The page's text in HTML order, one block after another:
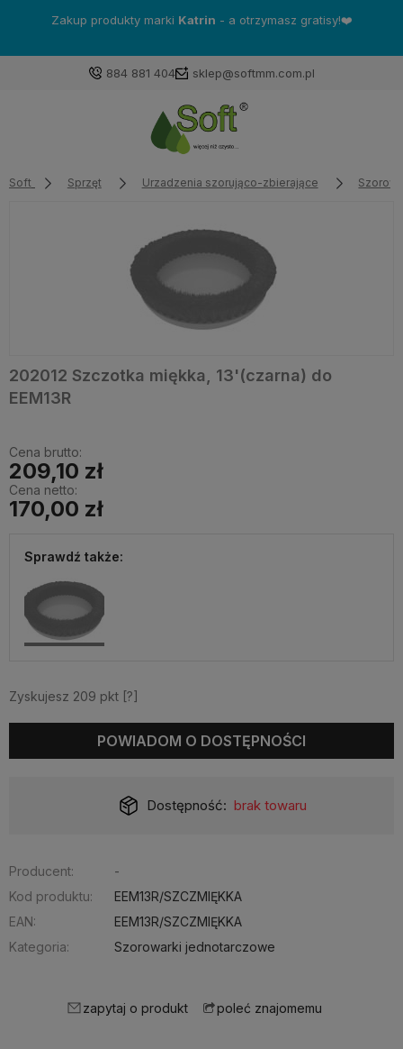
Zakup produkty marki Katrin - a otrzymasz gratisy!❤️
884 881 404 sklep@softmm.com.pl
Soft Sprzęt Urzadzenia szorująco-zbierające
202012 Szczotka miękka, 13'(czarna) do
EEM13R
Cena brutto:
209,10 zł
Cena netto:
170,00 zł
Sprawdź także:
Zyskujesz 209 pkt [?]
POWIADOM O DOSTĘPNOŚCI
Dostępność: brak towaru
Producent:
-
Kod produktu:
EEM13R/SZCZMIĘKKA
EAN:
EEM13R/SZCZMIĘKKA
Kategoria:
Szorowarki jednotarczowe
zapytaj o produkt poleć znajomemu